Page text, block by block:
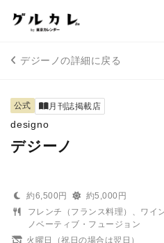
デジーノの詳細に戻る
公式 月刊誌掲載店
designo
デジーノ
約6,500円
約5,000円
フレンチ（フランス料理）、ワイ
ノベーティブ・フュージョン
火曜日（祝日の場合は翌日）